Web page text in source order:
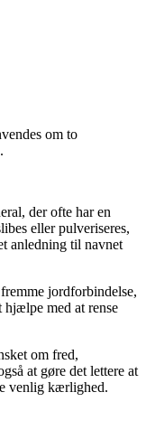
om to
.
der ofte har en
eller pulveriseres,
anledning til navnet
jordforbindelse,
hjælpe med at rense
om fred,
at gøre det lettere at
venlig kærlighed.